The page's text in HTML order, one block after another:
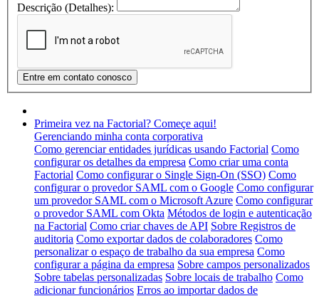
Descrição (Detalhes):
Primeira vez na Factorial? Começe aqui!
Gerenciando minha conta corporativa
Como gerenciar entidades jurídicas usando Factorial Como
configurar os detalhes da empresa Como criar uma conta
Factorial Como configurar o Single Sign-On (SSO) Como
configurar o provedor SAML com o Google Como configurar
um provedor SAML com o Microsoft Azure Como configurar
o provedor SAML com Okta Métodos de login e autenticação
na Factorial Como criar chaves de API Sobre Registros de
auditoria Como exportar dados de colaboradores Como
personalizar o espaço de trabalho da sua empresa Como
configurar a página da empresa Sobre campos personalizados
Sobre tabelas personalizadas Sobre locais de trabalho Como
adicionar funcionários Erros ao importar dados de